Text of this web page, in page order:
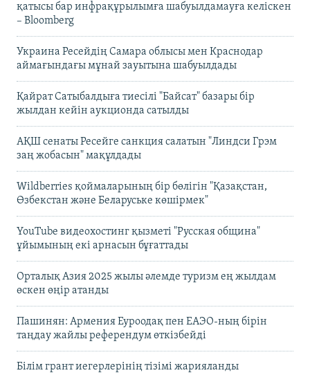
қатысы бар инфрақұрылымға шабуылдамауға келіскен
– Bloomberg
Украина Ресейдің Самара облысы мен Краснодар
аймағындағы мұнай зауытына шабуылдады
Қайрат Сатыбалдыға тиесілі "Байсат" базары бір
жылдан кейін аукционда сатылды
АҚШ сенаты Ресейге санкция салатын "Линдси Грэм
заң жобасын" мақұлдады
Wildberries қоймаларының бір бөлігін "Қазақстан,
Өзбекстан және Беларуське көшірмек"
YouTube видеохостинг қызметі "Русская община"
ұйымының екі арнасын бұғаттады
Орталық Азия 2025 жылы әлемде туризм ең жылдам
өскен өңір атанды
Пашинян: Армения Еуроодақ пен ЕАЭО-ның бірін
таңдау жайлы референдум өткізбейді
Білім грант иегерлерінің тізімі жарияланды